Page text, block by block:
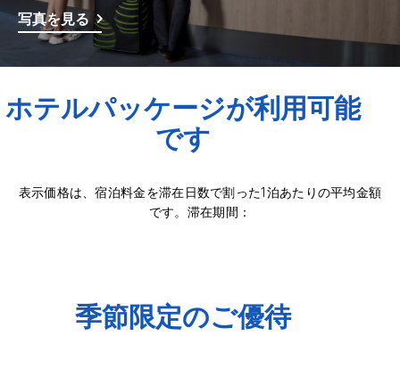
写真を見る
ホテルパッケージが利用可能
です
表示価格は、宿泊料金を滞在日数で割った1泊あたりの平均金額
です。滞在期間：
季節限定のご優待